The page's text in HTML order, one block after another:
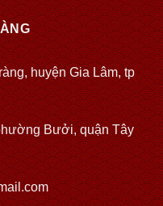
huyện Gia Lâm, tp
Bưởi, quận Tây